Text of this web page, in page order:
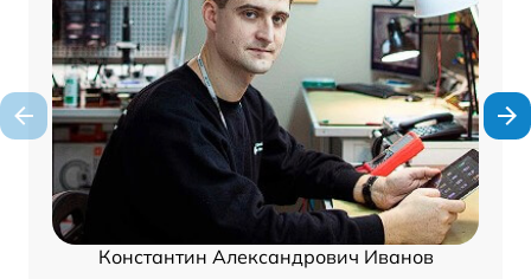
Константин Александрович Иванов